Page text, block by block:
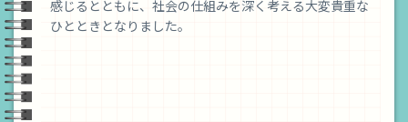
感じるとともに、社会の仕組みを深く考える大変貴重な
ひとときとなりました。